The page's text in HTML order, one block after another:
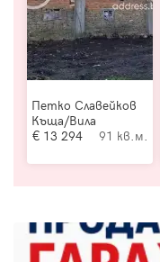
Петко Славейков
Къща/Вила
13 294
91 кв.м.